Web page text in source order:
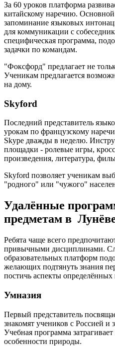
За 60 уроков платформа
китайскому наречию.
запоминание языковых
для коммуникации с
специфическая программа,
задачки по командам.
"Фоксфорд" предлагает не
Ученикам предлагается
на дому.
Skyford
Последний представитель
урокам по французскому
Skype дважды в неделю.
площадки - ролевые игры,
произведения, литература,
Skyford позволяет ученикам
"родного" или "чужого"
Удалённые
предметам в
Ребята чаще всего
привычными дисциплинами.
образовательных платформ
желающих подтянуть знания
постичь аспекты определённых
Умназия
Первый представитель
знакомят учеников с Россией
Учебная программа
особенности природы.